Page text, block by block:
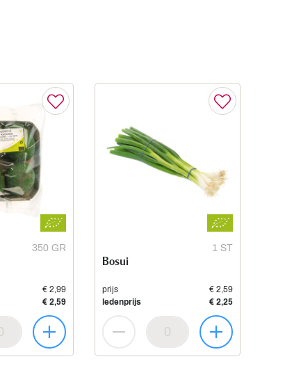
350 GR
€ 2,99
€ 2,59
1 ST
Bosui
prijs
€ 2,59
ledenprijs
€ 2,25